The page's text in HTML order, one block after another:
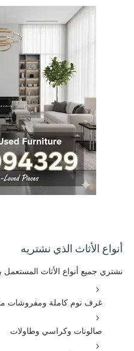
أنواع الأثاث الذي نشتريه
نشتري جميع أنواع الأثاث المستعمل
غرف نوم كاملة ومفروشات
صالونات وكراسي وطاولات